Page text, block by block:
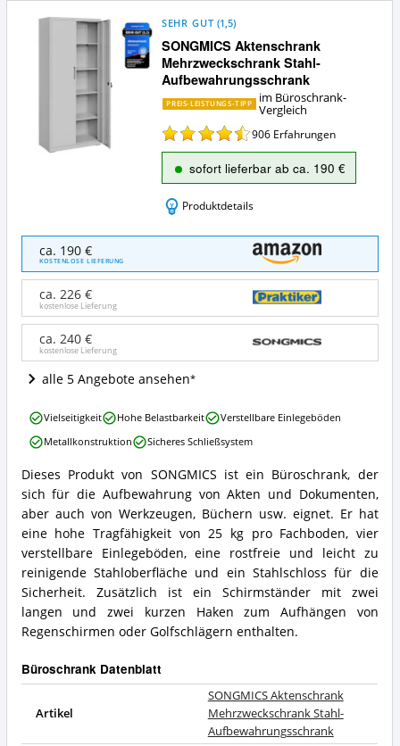
SONGMICS Aktenschrank
Mehrzweckschrank Stahl-
Aufbewahrungsschrank
SEHR GUT (1,5)
PREIS-LEISTUNGS-TIPP
im Büroschrank-
Vergleich
906 Erfahrungen
sofort lieferbar ab ca. 190 €
Produktdetails
SONGMICS
Aktenschrank
Mehrzweckschrank
Stahl-
Aufbewahrungsschrank
Angebote:
dieser
Büroschrank
ca. 190 €
KOSTENLOSE LIEFERUNG
ca. 226 €
kostenlose Lieferung
ca. 240 €
kostenlose Lieferung
alle 5 Angebote ansehen
SONGMICS
Aktenschrank
Mehrzweckschrank
Stahl-
Aufbewahrungsschrank
Zusammenfassung:
Was
bietet
dieser
Büroschrank?
Dieses Produkt von SONGMICS ist ein Büroschrank, der
sich für die Aufbewahrung von Akten und Dokumenten,
aber auch von Werkzeugen, Büchern usw. eignet. Er hat
eine hohe Tragfähigkeit von 25 kg pro Fachboden, vier
verstellbare Einlegeböden, eine rostfreie und leicht zu
reinigende Stahloberfläche und ein Stahlschloss für die
Sicherheit. Zusätzlich ist ein Schirmständer mit zwei
langen und zwei kurzen Haken zum Aufhängen von
Regenschirmen oder Golfschlägern enthalten.
Büroschrank Datenblatt
Artikel
SONGMICS Aktenschrank
Mehrzweckschrank Stahl-
Aufbewahrungsschrank
SONGMICS
Aktenschrank
Mehrzweckschrank
Aufbewahrungsschrank
Vorteile:
Was
spricht
für
diesen
Büroschrank?
Vielseitigkeit Hohe Belastbarkeit
Verstellbare Einlegeböden
Metallkonstruktion
Sicheres Schließsystem